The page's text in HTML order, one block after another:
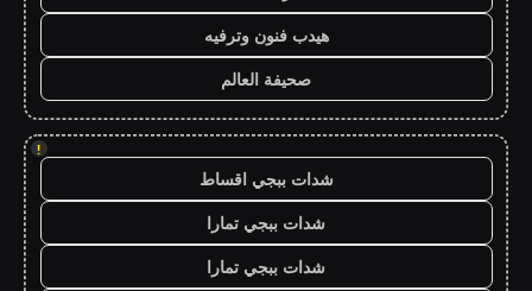
هيدب فنون وترفيه
صحيفة العالم
!
شدات ببجي اقساط
شدات ببجي تمارا
شدات ببجي تمارا